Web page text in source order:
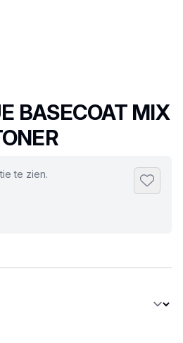
BASECOAT MIX
te zien.